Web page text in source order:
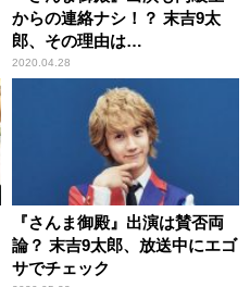
からの連絡ナシ！？ 末吉9太
郎、その理由は…
2020.04.28
『さんま御殿』出演は賛否両
論？ 末吉9太郎、放送中にエゴ
サでチェック